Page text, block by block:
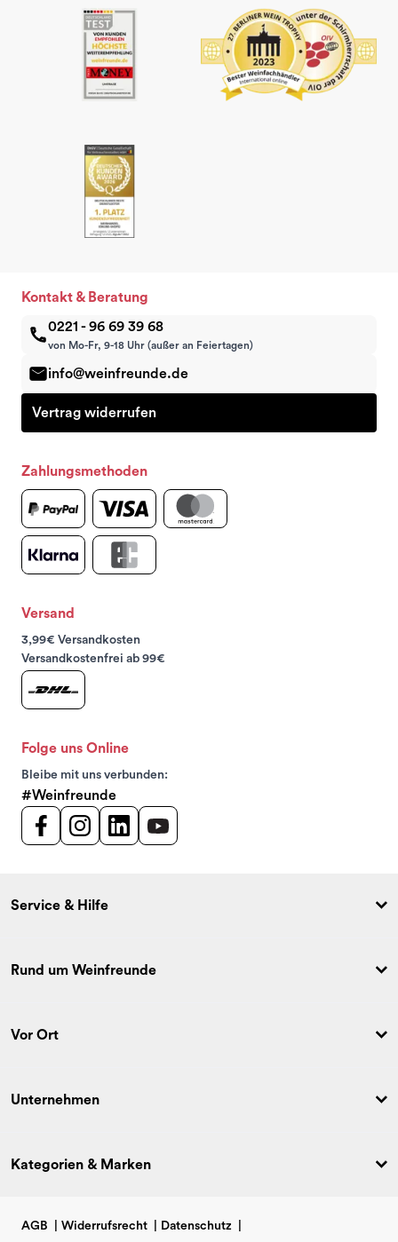
Kontakt & Beratung
0221 - 96 69 39 68
von Mo-Fr, 9-18 Uhr (außer an Feiertagen)
info@weinfreunde.de
Vertrag widerrufen
Zahlungsmethoden
Versand
3,99€ Versandkosten
Versandkostenfrei ab 99€
Folge uns Online
Bleibe mit uns verbunden:
#Weinfreunde
Service & Hilfe
Rund um Weinfreunde
Vor Ort
Unternehmen
Kategorien & Marken
AGB Widerrufsrecht Datenschutz